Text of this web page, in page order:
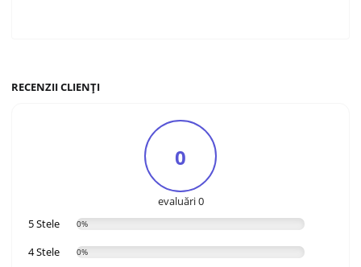
RECENZII CLIENȚI
0
evaluări 0
5 Stele
0%
4 Stele 0%